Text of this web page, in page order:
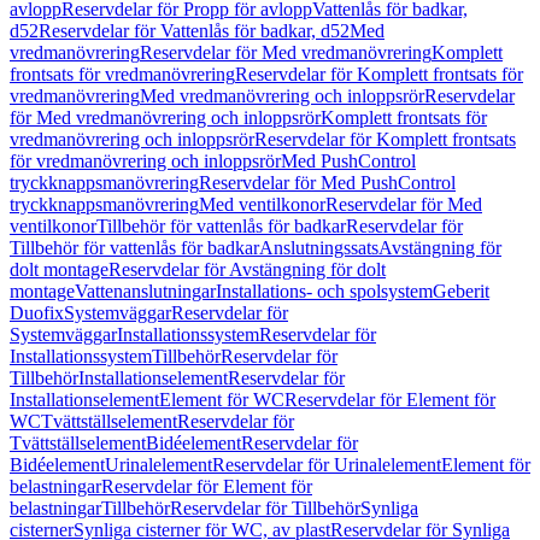
avloppReservdelar för Propp för avloppVattenlås för badkar,
d52Reservdelar för Vattenlås för badkar, d52Med
vredmanövreringReservdelar för Med vredmanövreringKomplett
frontsats för vredmanövreringReservdelar för Komplett frontsats för
vredmanövreringMed vredmanövrering och inloppsrörReservdelar
för Med vredmanövrering och inloppsrörKomplett frontsats för
vredmanövrering och inloppsrörReservdelar för Komplett frontsats
för vredmanövrering och inloppsrörMed PushControl
tryckknappsmanövreringReservdelar för Med PushControl
tryckknappsmanövreringMed ventilkonorReservdelar för Med
ventilkonorTillbehör för vattenlås för badkarReservdelar för
Tillbehör för vattenlås för badkarAnslutningssatsAvstängning för
dolt montageReservdelar för Avstängning för dolt
montageVattenanslutningarInstallations- och spolsystemGeberit
DuofixSystemväggarReservdelar för
SystemväggarInstallationssystemReservdelar för
InstallationssystemTillbehörReservdelar för
TillbehörInstallationselementReservdelar för
InstallationselementElement för WCReservdelar för Element för
WCTvättställselementReservdelar för
TvättställselementBidéelementReservdelar för
BidéelementUrinalelementReservdelar för UrinalelementElement för
belastningarReservdelar för Element för
belastningarTillbehörReservdelar för TillbehörSynliga
cisternerSynliga cisterner för WC, av plastReservdelar för Synliga